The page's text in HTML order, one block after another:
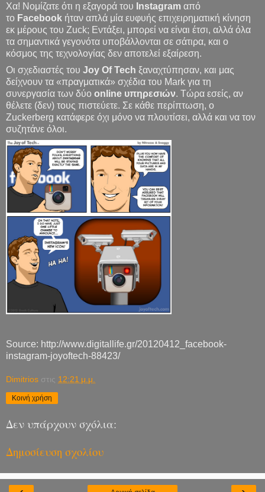
Χα! Νομίζατε ότι η εξαγορά του Instagram από
το Facebook ήταν απλά μία ευφυής επιχειρηματική κίνηση
εκ μέρους του Zuck; Εντάξει, μπορεί να είναι έτσι, αλλά όλα
τα σημαντικά γεγονότα υποβάλλονται σε σάτιρα, και ο
κόσμος της τεχνολογίας δεν αποτελεί εξαίρεση.
Οι σχεδιαστές του Joy Of Tech ξαναχτύπησαν, και μας
δείχνουν τα «πραγματικά» σχέδια του Mark για τη
συνεργασία των δύο online υπηρεσιών. Τώρα εσείς, αν
θέλετε (δεν) τους πιστεύετε. Σε κάθε περίπτωση, ο
Zuckerberg κατάφερε όχι μόνο να πλουτίσει, αλλά και να τον
συζητάνε όλοι.
Source: http://www.digitallife.gr/20120412_facebook-
instagram-joyoftech-88423/
Dimitrios στις 12:21 μ.μ.
Κοινή χρήση
Δεν υπάρχουν σχόλια:
Δημοσίευση σχολίου